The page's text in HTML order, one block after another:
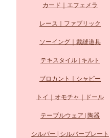
カード｜エフェメラ
レース｜ファブリック
ソーイング｜裁縫道具
テキスタイル | キルト
ブロカント｜シャビー
トイ｜オモチャ｜ドール
テーブルウェア | 陶器
シルバー | シルバープレート